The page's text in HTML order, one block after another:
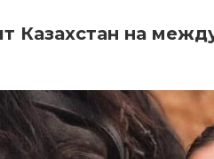
Казахстан на